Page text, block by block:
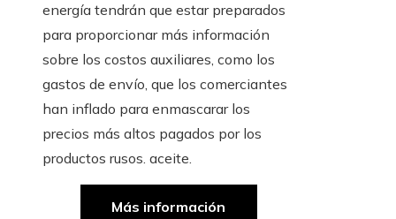
energía tendrán que estar preparados
para proporcionar más información
sobre los costos auxiliares, como los
gastos de envío, que los comerciantes
han inflado para enmascarar los
precios más altos pagados por los
productos rusos. aceite.
Más información